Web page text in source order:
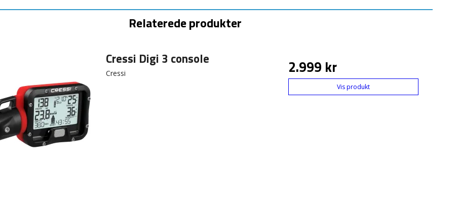
Relaterede produkter
Cressi Digi 3 console
Cressi 2.999 kr
Vis produkt